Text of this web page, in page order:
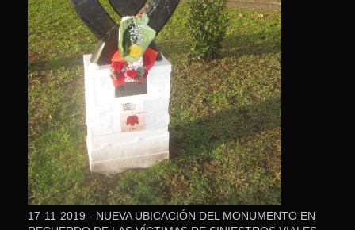
17-11-2019 - NUEVA UBICACIÓN DEL MONUMENTO EN